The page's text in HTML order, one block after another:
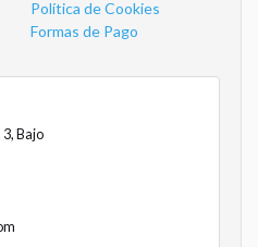
Política de Cookies
Formas de Pago
Bajo